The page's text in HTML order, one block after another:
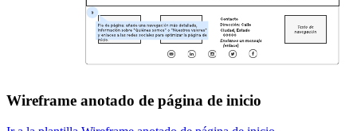
Wireframe anotado de página de inicio